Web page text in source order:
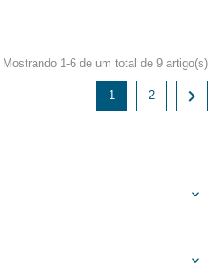
Mostrando 1-6 de um total de 9 artigo(s)
1 2 
keyboard_arrow_down
keyboard_arrow_down